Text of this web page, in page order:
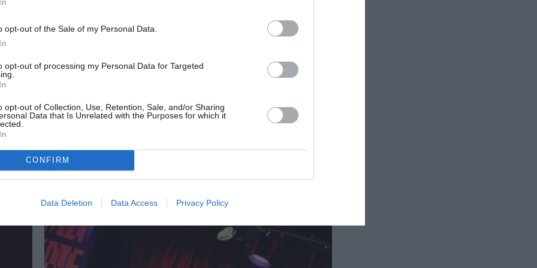
opt-out of the Sale of my Personal Data.
opt-out of processing my Personal Data for Targeted
opt-out of Collection, Use, Retention, Sale, and/or Sharing
Data that Is Unrelated with the Purposes for which it
CONFIRM
Data Deletion Data Access Privacy Policy
ΜΟΥΣΙΚΗ / LIVE REVIEWS
Έλληνας jazzman στο Gazarte
Gazarte
Είναι ένα πρόγραμμα προσεγμένο που σε κάνει να θες να το